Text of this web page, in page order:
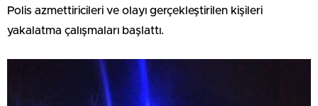
Polis azmettiricileri ve olayı gerçekleştirilen kişileri
yakalatma çalışmaları başlattı.